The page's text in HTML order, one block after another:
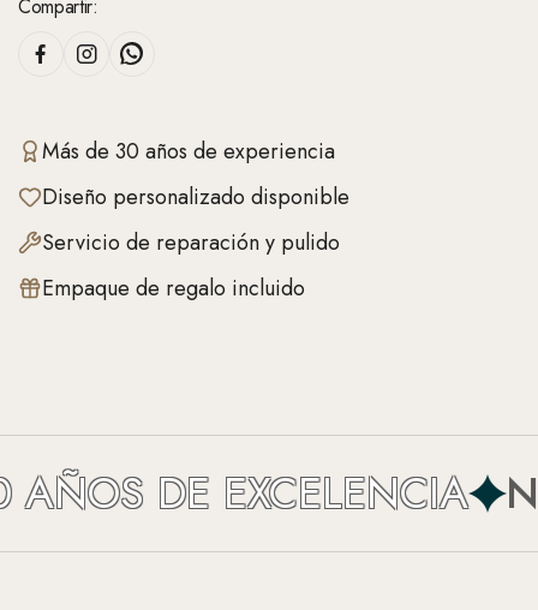
Compartir:
Más de 30 años de experiencia
Diseño personalizado disponible
Servicio de reparación y pulido
Empaque de regalo incluido
DE EXCELENCIA